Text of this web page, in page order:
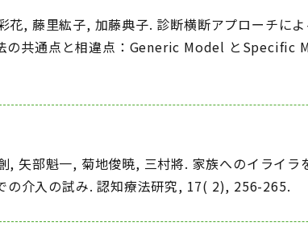
, 藤里紘子, 加藤典子. 診断横断アプローチに
の共通点と相違点：Generic Model と
矢部魁一, 菊地俊暁, 三村將. 家族へのイライラ
の介入の試み. 認知療法研究, 17( 2), 256-265.